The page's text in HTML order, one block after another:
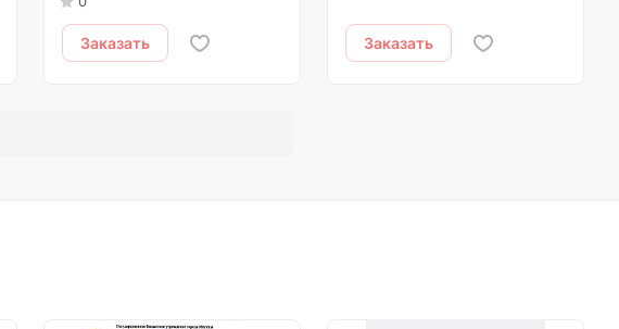
Заказать Заказать